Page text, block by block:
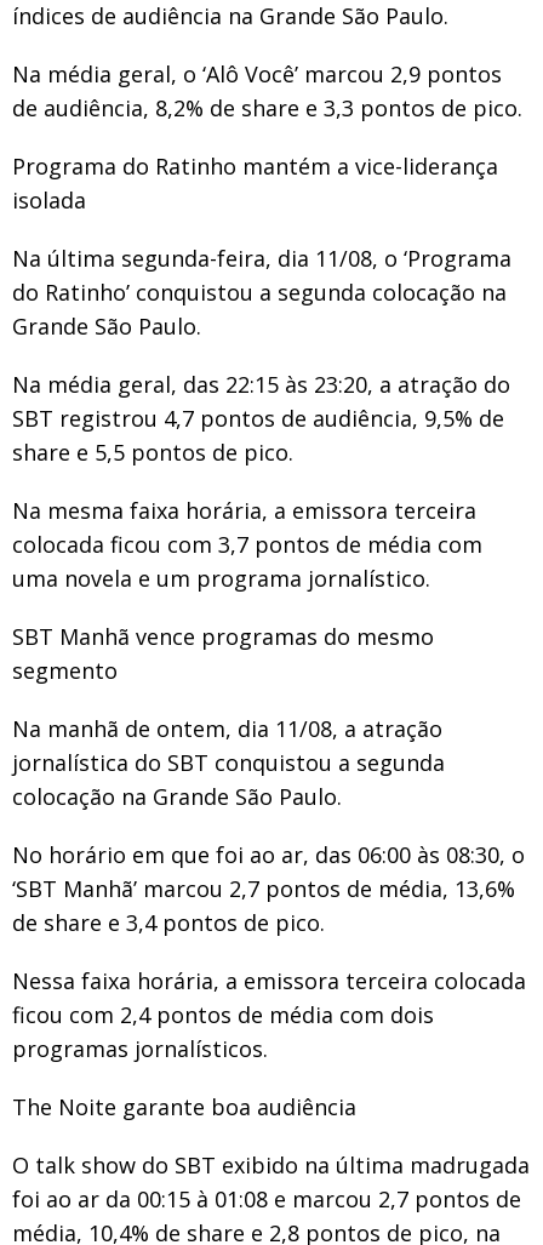
índices de audiência na Grande São Paulo.
Na média geral, o ‘Alô Você’ marcou 2,9 pontos
de audiência, 8,2% de share e 3,3 pontos de pico.
Programa do Ratinho mantém a vice-liderança
isolada
Na última segunda-feira, dia 11/08, o ‘Programa
do Ratinho’ conquistou a segunda colocação na
Grande São Paulo.
Na média geral, das 22:15 às 23:20, a atração do
SBT registrou 4,7 pontos de audiência, 9,5% de
share e 5,5 pontos de pico.
Na mesma faixa horária, a emissora terceira
colocada ficou com 3,7 pontos de média com
uma novela e um programa jornalístico.
SBT Manhã vence programas do mesmo
segmento
Na manhã de ontem, dia 11/08, a atração
jornalística do SBT conquistou a segunda
colocação na Grande São Paulo.
No horário em que foi ao ar, das 06:00 às 08:30, o
‘SBT Manhã’ marcou 2,7 pontos de média, 13,6%
de share e 3,4 pontos de pico.
Nessa faixa horária, a emissora terceira colocada
ficou com 2,4 pontos de média com dois
programas jornalísticos.
The Noite garante boa audiência
O talk show do SBT exibido na última madrugada
foi ao ar da 00:15 à 01:08 e marcou 2,7 pontos de
média, 10,4% de share e 2,8 pontos de pico, na